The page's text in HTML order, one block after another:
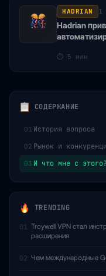
HADRIAN 1
Hadrian
⏱ 5 мин
СОДЕРЖАНИЕ
01 История вопроса
02 Рынок и
03 И что мне с этого?
TRENDING
01 Troywell VPN стал
расширения
02 Чем международные